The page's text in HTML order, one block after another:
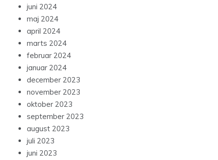
juni 2024
maj 2024
april 2024
marts 2024
februar 2024
januar 2024
december 2023
november 2023
oktober 2023
september 2023
august 2023
juli 2023
juni 2023